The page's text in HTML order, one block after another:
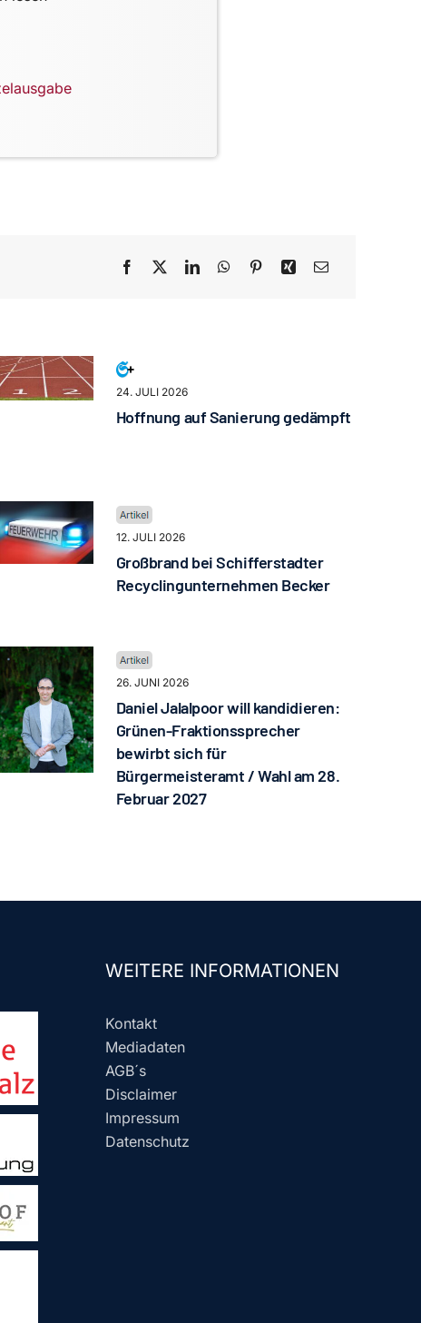
24. JULI 2026
Hoffnung auf Sanierung gedämpft
12. JULI 2026
Großbrand bei Schifferstadter
Recyclingunternehmen Becker
26. JUNI 2026
Daniel Jalalpoor will kandidieren:
Grünen-Fraktionssprecher
bewirbt sich für
Bürgermeisteramt / Wahl am 28.
Februar 2027
WEITERE INFORMATIONEN
Kontakt
Mediadaten
AGB´s
Disclaimer
Impressum
Datenschutz